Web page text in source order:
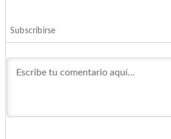
Subscribirse